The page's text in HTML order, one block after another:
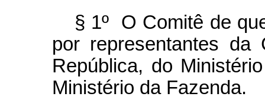
§ 1º O Comitê de
por representantes
República, do
Ministério da Fazenda.